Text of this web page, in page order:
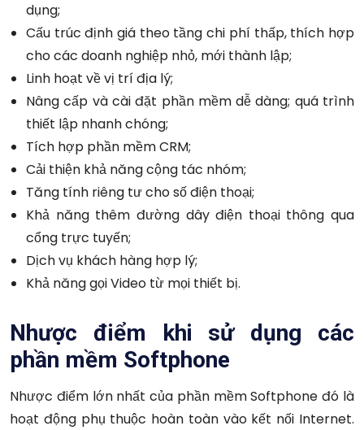
dụng;
Cấu trúc định giá theo tầng chi phí thấp, thích hợp
cho các doanh nghiệp nhỏ, mới thành lập;
Linh hoạt về vị trí địa lý;
Nâng cấp và cài đặt phần mềm dễ dàng; quá trình
thiết lập nhanh chóng;
Tích hợp phần mềm CRM;
Cải thiện khả năng cộng tác nhóm;
Tăng tính riêng tư cho số điện thoại;
Khả năng thêm đường dây điện thoại thông qua
cổng trực tuyến;
Dịch vụ khách hàng hợp lý;
Khả năng gọi Video từ mọi thiết bị.
Nhược điểm khi sử dụng các
phần mềm Softphone
Nhược điểm lớn nhất của phần mềm Softphone đó là
hoạt động phụ thuộc hoàn toàn vào kết nối Internet.